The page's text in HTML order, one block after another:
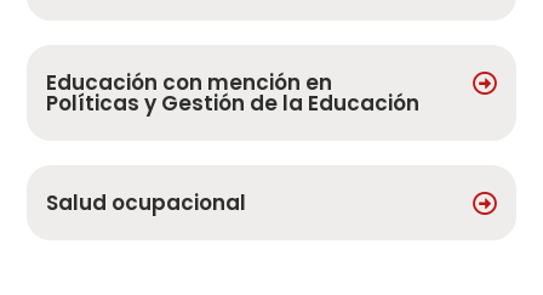
Educación con mención en
Políticas y Gestión de la Educación
Salud ocupacional